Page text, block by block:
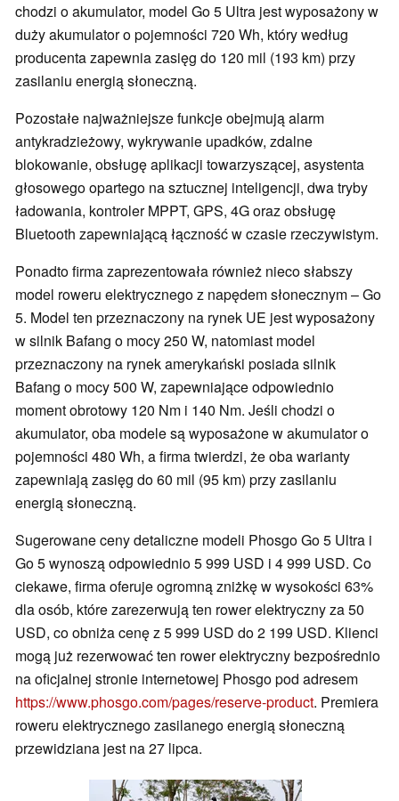
chodzi o akumulator, model Go 5 Ultra jest wyposażony w
duży akumulator o pojemności 720 Wh, który według
producenta zapewnia zasięg do 120 mil (193 km) przy
zasilaniu energią słoneczną.
Pozostałe najważniejsze funkcje obejmują alarm
antykradzieżowy, wykrywanie upadków, zdalne
blokowanie, obsługę aplikacji towarzyszącej, asystenta
głosowego opartego na sztucznej inteligencji, dwa tryby
ładowania, kontroler MPPT, GPS, 4G oraz obsługę
Bluetooth zapewniającą łączność w czasie rzeczywistym.
Ponadto firma zaprezentowała również nieco słabszy
model roweru elektrycznego z napędem słonecznym – Go
5. Model ten przeznaczony na rynek UE jest wyposażony
w silnik Bafang o mocy 250 W, natomiast model
przeznaczony na rynek amerykański posiada silnik
Bafang o mocy 500 W, zapewniające odpowiednio
moment obrotowy 120 Nm i 140 Nm. Jeśli chodzi o
akumulator, oba modele są wyposażone w akumulator o
pojemności 480 Wh, a firma twierdzi, że oba warianty
zapewniają zasięg do 60 mil (95 km) przy zasilaniu
energią słoneczną.
Sugerowane ceny detaliczne modeli Phosgo Go 5 Ultra i
Go 5 wynoszą odpowiednio 5 999 USD i 4 999 USD. Co
ciekawe, firma oferuje ogromną zniżkę w wysokości 63%
dla osób, które zarezerwują ten rower elektryczny za 50
USD, co obniża cenę z 5 999 USD do 2 199 USD. Klienci
mogą już rezerwować ten rower elektryczny bezpośrednio
na oficjalnej stronie internetowej Phosgo pod adresem
https://www.phosgo.com/pages/reserve-product. Premiera
roweru elektrycznego zasilanego energią słoneczną
przewidziana jest na 27 lipca.